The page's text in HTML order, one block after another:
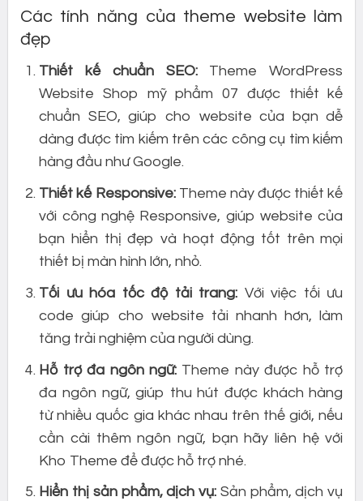
Các tính năng của theme website làm
đẹp
Thiết kế chuẩn SEO:Theme WordPress
Website Shop mỹ phẩm 07 được thiết kế
chuẩn SEO, giúp cho website của bạn dễ
dàng được tìm kiếm trên các công cụ tìm kiếm
hàng đầu như Google.
Thiết kế Responsive:Theme này được thiết kế
với công nghệ Responsive, giúp website của
bạn hiển thị đẹp và hoạt động tốt trên mọi
thiết bị màn hình lớn, nhỏ.
Tối ưu hóa tốc độ tải trang: Với việc tối ưu
code giúp cho website tải nhanh hơn, làm
tăng trải nghiệm của người dùng.
Hỗ trợ đa ngôn ngữ: Theme này được hỗ trợ
đa ngôn ngữ, giúp thu hút được khách hàng
từ nhiều quốc gia khác nhau trên thế giới, nếu
cần cài thêm ngôn ngữ, bạn hãy liên hệ với
Kho Theme để được hỗ trợ nhé.
Hiển thị sản phẩm, dịch vụ: Sản phẩm, dịch vụ